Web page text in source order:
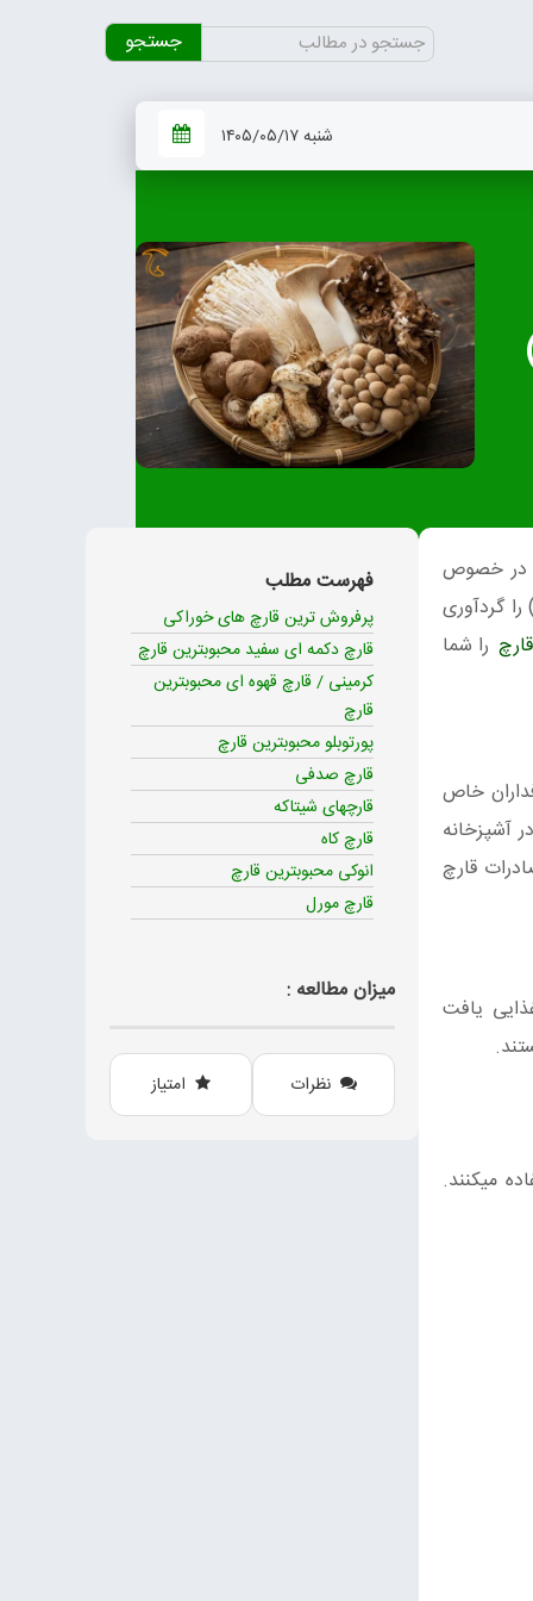
جستجو
برای:
شنبه ۱۴۰۵/۰۵/۱۷
در خصوص
گردآوری
را شما
خاص
آشپزخانه
قارچ
یافت
میکنند.
فهرست مطلب
پرفروش ترین قارچ های خوراکی
قارچ دکمه ای سفید محبوبترین قارچ
کرمینی / قارچ قهوه ای محبوبترین
قارچ
پورتوبلو محبوبترین قارچ
قارچ صدفی
قارچهای شیتاکه
قارچ کاه
انوکی محبوبترین قارچ
قارچ مورل
میزان مطالعه :
نظرات امتیاز